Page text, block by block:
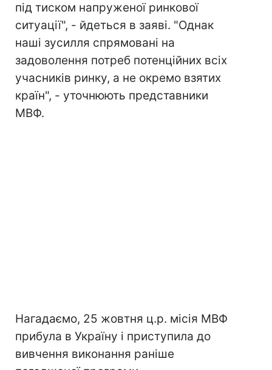
під тиском напруженої ринкової
ситуації", - йдеться в заяві. "Однак
наші зусилля спрямовані на
задоволення потреб потенційних всіх
учасників ринку, а не окремо взятих
країн", - уточнюють представники
МВФ.
Нагадаємо, 25 жовтня ц.р. місія МВФ
прибула в Україну і приступила до
вивчення виконання раніше